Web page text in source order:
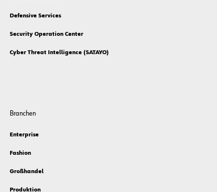
Defensive Services
Security Operation Center
Cyber Threat Intelligence (SATAYO)
Branchen
Enterprise
Fashion
Großhandel
Produktion